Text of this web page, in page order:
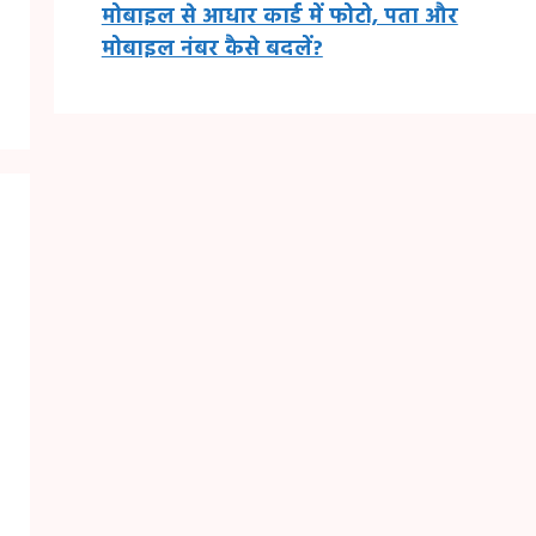
मोबाइल से आधार कार्ड में फोटो, पता और
मोबाइल नंबर कैसे बदलें?